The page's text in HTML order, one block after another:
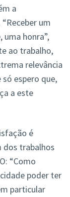
a
um
honra”,
ao trabalho,
relevância
espero que,
a este
é
dos trabalhos
“Como
poder ter
particular